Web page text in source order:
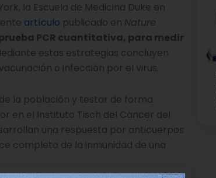
la Escuela de Medicina Duke en
artículo publicado en Nature
PCR cuantitativa, para medir
estas estrategias concluyen
o infección por el virus.
la población y testar de forma
en el Instituto Tisch del Cáncer del
una respuesta por anticuerpos
completo de la inmunidad de una